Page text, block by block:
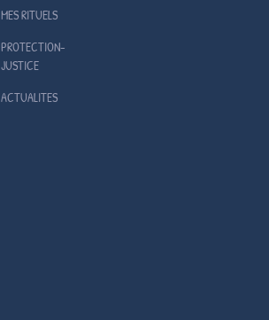
MES RITUELS
PROTECTION-
JUSTICE
ACTUALITES